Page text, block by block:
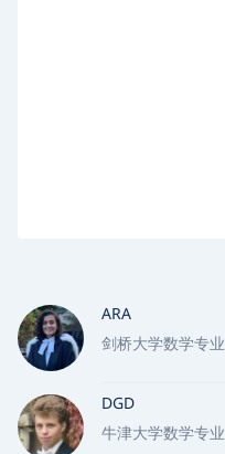
ARA
剑桥大学数学专业
DGD
牛津大学数学专业